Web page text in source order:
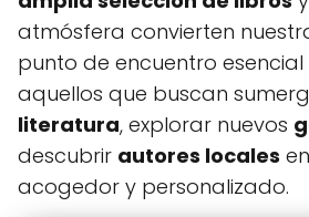
atmósfera convierten
punto de encuentro
aquellos que buscan
literatura, explorar nuevos
descubrir autores locales
acogedor y personalizado.